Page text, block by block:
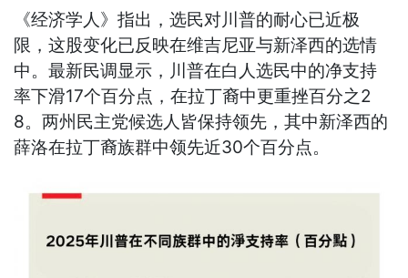
《经济学人》指出，选民对川普的耐心已近极
限，这股变化已反映在维吉尼亚与新泽西的选情
中。最新民调显示，川普在白人选民中的净支持
率下滑17个百分点，在拉丁裔中更重挫百分之2
8。两州民主党候选人皆保持领先，其中新泽西的
薛洛在拉丁裔族群中领先近30个百分点。